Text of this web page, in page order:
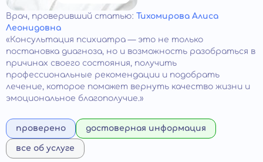
Врач, проверивший статью: Тихомирова Алиса
Леонидовна
«Консультация психиатра — это не только
постановка диагноза, но и возможность разобраться в
причинах своего состояния, получить
профессиональные рекомендации и подобрать
лечение, которое поможет вернуть качество жизни и
эмоциональное благополучие.»
проверено достоверная информация
все об услуге